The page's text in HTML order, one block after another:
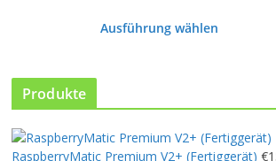
Ausführung wählen
s
e
s
Produkte
RaspberryMatic Premium V2+ (Fertiggerät) €